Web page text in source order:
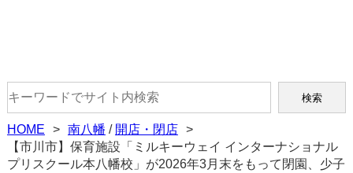
HOME 南八幡 / 開店・閉店
【市川市】保育施設「ミルキーウェイ インターナショナル
プリスクール本八幡校」が2026年3月末をもって閉園、少子